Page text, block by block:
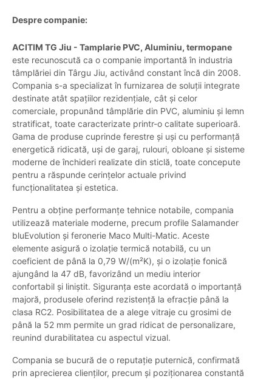
Despre companie:
ACITIM TG Jiu - Tamplarie PVC, Aluminiu, termopane
este recunoscută ca o companie importantă în industria
tâmplăriei din Târgu Jiu, activând constant încă din 2008.
Compania s-a specializat în furnizarea de soluții integrate
destinate atât spațiilor rezidențiale, cât și celor
comerciale, propunând tâmplărie din PVC, aluminiu și lemn
stratificat, toate caracterizate printr-o calitate superioară.
Gama de produse cuprinde ferestre și uși cu performanță
energetică ridicată, uși de garaj, rulouri, obloane și sisteme
moderne de închideri realizate din sticlă, toate concepute
pentru a răspunde cerințelor actuale privind
funcționalitatea și estetica.
Pentru a obține performanțe tehnice notabile, compania
utilizează materiale moderne, precum profile Salamander
bluEvolution și feronerie Maco Multi-Matic. Aceste
elemente asigură o izolație termică notabilă, cu un
coeficient de până la 0,79 W/(m²K), și o izolație fonică
ajungând la 47 dB, favorizând un mediu interior
confortabil și liniștit. Siguranța este acordată o importanță
majoră, produsele oferind rezistență la efracție până la
clasa RC2. Posibilitatea de a alege vitraje cu grosimi de
până la 52 mm permite un grad ridicat de personalizare,
reunind durabilitatea cu aspectul vizual.
Compania se bucură de o reputație puternică, confirmată
prin aprecierea clienților, precum și poziționarea constantă